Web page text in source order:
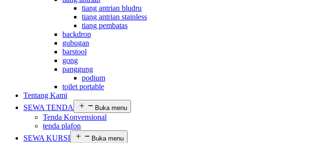
tiang antrian bludru
tiang antrian stainless
tiang pembatas
backdrop
gubugan
barstool
gong
panggung
podium
toilet portable
Tentang Kami
SEWA TENDA
Buka menu
Tenda Konvensional
tenda plafon
SEWA KURSI
Buka menu